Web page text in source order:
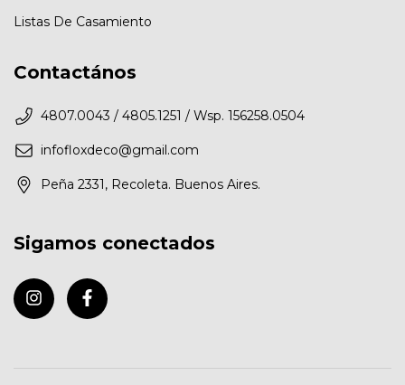
Listas De Casamiento
Contactános
4807.0043 / 4805.1251 / Wsp. 156258.0504
infofloxdeco@gmail.com
Peña 2331, Recoleta. Buenos Aires.
Sigamos conectados